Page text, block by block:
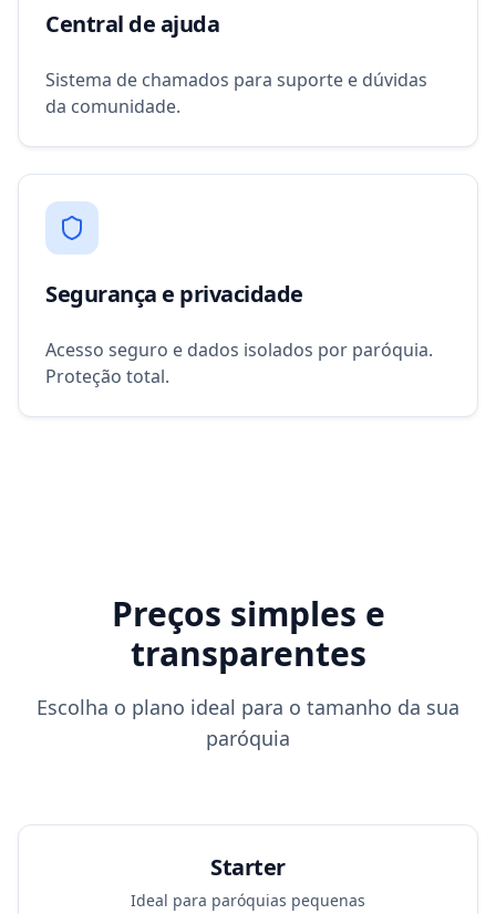
Central de ajuda
Sistema de chamados para suporte e dúvidas
da comunidade.
Segurança e privacidade
Acesso seguro e dados isolados por paróquia.
Proteção total.
Preços simples e
transparentes
Escolha o plano ideal para o tamanho da sua
paróquia
Starter
Ideal para paróquias pequenas